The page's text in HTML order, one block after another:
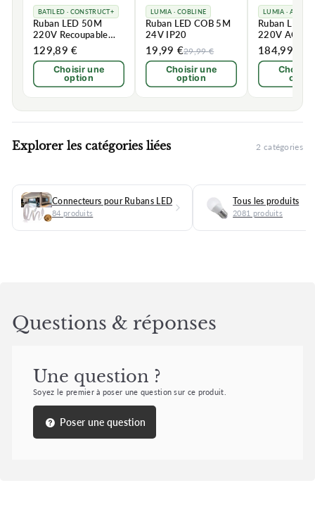
BATILED · CONSTRUCT+
Ruban LED 50M
220V Recoupable
2835 IP65
120LED/m
129,89 €
Choisir une
option
LUMIA · COBLINE
Ruban LED COB 5M
24V IP20
19,99 €29,99 €
Choisir une
option
LUMIA · ARCHI
Ruban LED
220V AC
IP65
184,99 €
Choisir
Explorer les catégories liées 2 catégories
Connecteurs pour Rubans LED
84 produits
Tous les produits
2081 produits
Questions & réponses
Une question ?
Soyez le premier à poser une question sur ce produit.
Poser une question